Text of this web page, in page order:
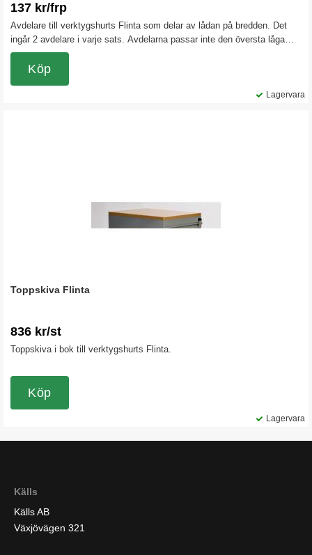
137 kr/frp
Avdelare till verktygshurts Flinta som delar av lådan på bredden. Det
ingår 2 avdelare i varje sats. Avdelarna passar inte den översta låga
lådan på hurts med art nr 124257.
Lagervara
Köp
Toppskiva Flinta
836 kr/st
Toppskiva i bok till verktygshurts Flinta.
Lagervara
Köp
Källs
Källs AB
Växjövägen 321